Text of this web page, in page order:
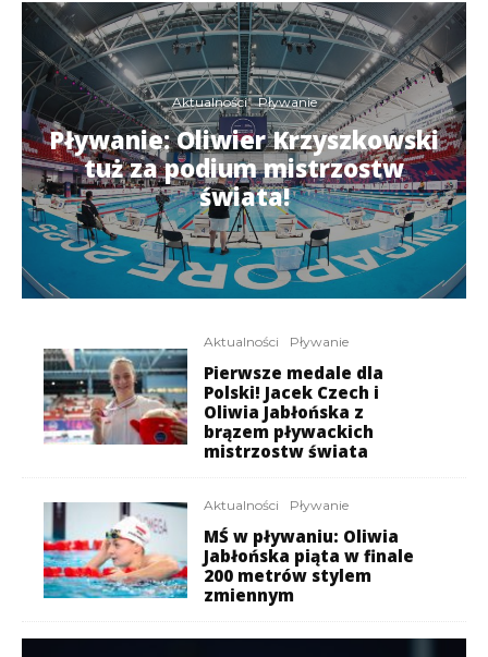
Aktualności Pływanie
Pływanie: Oliwier Krzyszkowski
tuż za podium mistrzostw
świata!
Aktualności Pływanie
Pierwsze medale dla
Polski! Jacek Czech i
Oliwia Jabłońska z
brązem pływackich
mistrzostw świata
Aktualności Pływanie
MŚ w pływaniu: Oliwia
Jabłońska piąta w finale
200 metrów stylem
zmiennym